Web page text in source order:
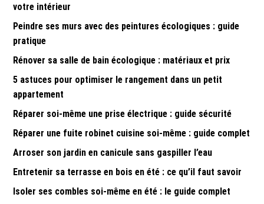
votre intérieur
Peindre ses murs avec des peintures écologiques : guide
pratique
Rénover sa salle de bain écologique : matériaux et prix
5 astuces pour optimiser le rangement dans un petit
appartement
Réparer soi-même une prise électrique : guide sécurité
Réparer une fuite robinet cuisine soi-même : guide complet
Arroser son jardin en canicule sans gaspiller l’eau
Entretenir sa terrasse en bois en été : ce qu’il faut savoir
Isoler ses combles soi-même en été : le guide complet